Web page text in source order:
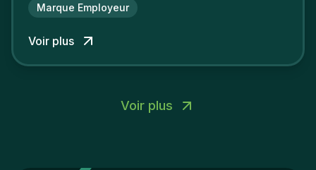
attractivité et une fidélisation à faire pâlir leurs
Marque Employeur
Voir plus
Voir plus